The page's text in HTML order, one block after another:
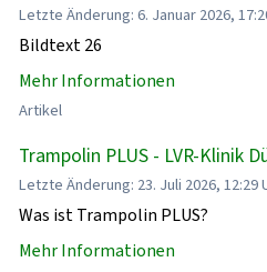
Letzte Änderung: 6. Januar 2026,
Bildtext 26
Mehr Informationen
Artikel
Trampolin PLUS - LVR-Klinik
Letzte Änderung: 23. Juli 2026, 12:29
Was ist Trampolin PLUS?
Mehr Informationen